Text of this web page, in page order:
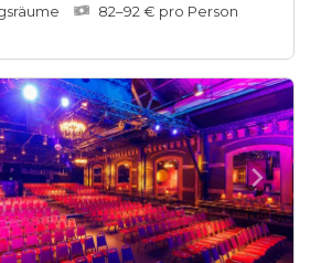
82–92 € pro Person